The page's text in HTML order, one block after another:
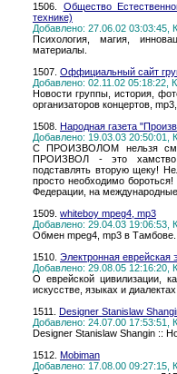
1506. Общество
технике)
Добавлено: 27.06.02 03:03:45,
Психология, магия,
материалы.
1507. Оффициальный сайт
Добавлено: 02.11.02 05:18:22,
Новости группы, история,
организаторов концертов,
1508. Народная газета
Добавлено: 19.03.03 20:50:01,
С ПРОИЗВОЛОМ нельзя
ПРОИЗВОЛ - это хамство!
подставлять вторую щеку!
просто необходимо
Федерации, на
1509. whiteboy mpeg4, mp3
Добавлено: 29.04.03 19:06:53,
Обмен mpeg4, mp3 в
1510. Электронная еврейская
Добавлено: 29.08.05 12:16:20,
О еврейской цивилизации,
искусстве, языках и
1511. Designer Stanislaw
Добавлено: 24.07.00 17:53:51,
Designer Stanislaw Shangin ::
1512. Mobiman
Добавлено: 17.08.00 09:27:15,